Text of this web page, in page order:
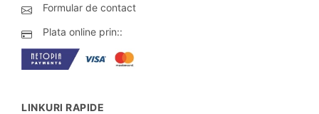
Formular de contact
Plata online prin::
LINKURI RAPIDE